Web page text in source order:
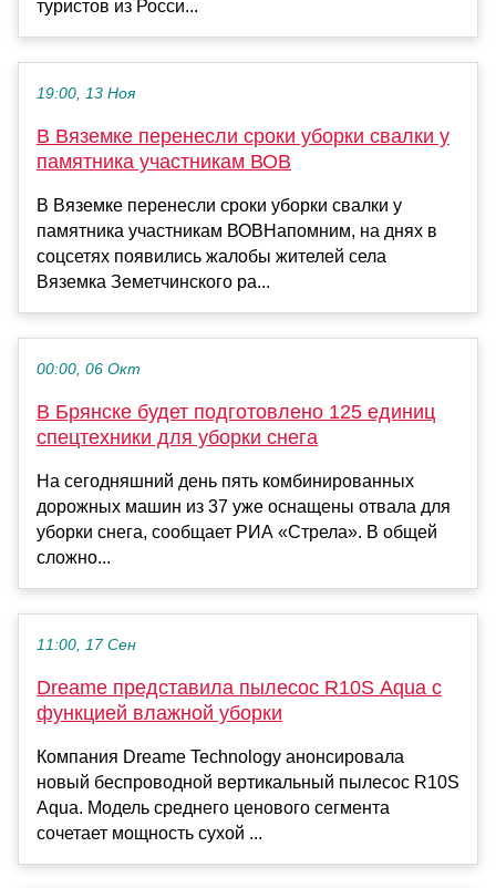
туристов из Росси...
19:00, 13 Ноя
В Вяземке перенесли сроки уборки свалки у
памятника участникам ВОВ
В Вяземке перенесли сроки уборки свалки у
памятника участникам ВОВНапомним, на днях в
соцсетях появились жалобы жителей села
Вяземка Земетчинского ра...
00:00, 06 Окт
В Брянске будет подготовлено 125 единиц
спецтехники для уборки снега
На сегодняшний день пять комбинированных
дорожных машин из 37 уже оснащены отвала для
уборки снега, сообщает РИА «Стрела». В общей
сложно...
11:00, 17 Сен
Dreame представила пылесос R10S Aqua с
функцией влажной уборки
Компания Dreame Technology анонсировала
новый беспроводной вертикальный пылесос R10S
Aqua. Модель среднего ценового сегмента
сочетает мощность сухой ...